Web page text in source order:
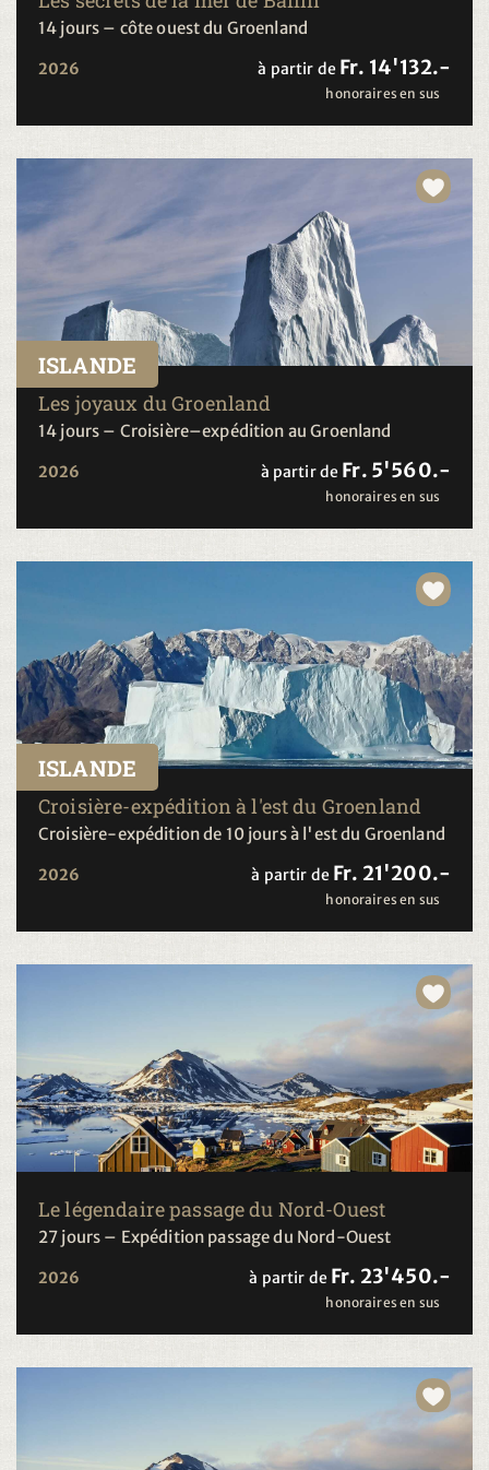
14 jours – côte ouest du Groenland
2026 à partir de Fr. 14'132.-
honoraires en sus
ISLANDE
Les joyaux du Groenland
14 jours – Croisière–expédition au Groenland
2026 à partir de Fr. 5'560.-
honoraires en sus
ISLANDE
Croisière-expédition à l'est du Groenland
Croisière-expédition de 10 jours à l'est du Groenland
2026 à partir de Fr. 21'200.-
honoraires en sus
Le légendaire passage du Nord-Ouest
27 jours – Expédition passage du Nord-Ouest
2026 à partir de Fr. 23'450.-
honoraires en sus